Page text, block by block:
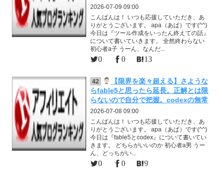
2026-07-09 09:00
こんばんは！ いつも応援していただき、あ
りがとうございます。 apa（あぱ）です(^^)
今日は『ツール作成をいったん終えての話』
について書いていきます。 全然終わらない
初心者a子 うーん、なんだ...
0 0 13
42
【限界を楽々超える】さような
らfable5と思ったら延長。正解とは限
らないので自分で把握。codexの無常
2026-07-08 09:00
こんばんは！ いつも応援していただき、あ
りがとうございます。 apa（あぱ）です(^^)
今日は『fable5とcodex』について書いてい
きます。 どちらがいいのか 初心者a男 うー
ん、どっちがい...
0 0 9